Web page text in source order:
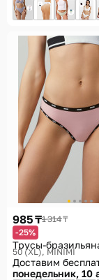
985 ₸1 314 ₸
-25%
Трусы-
50 (XL) MINIMI
Доставим
понедельник, 10